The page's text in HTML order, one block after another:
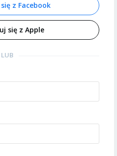
z Facebook
się z Apple
LUB